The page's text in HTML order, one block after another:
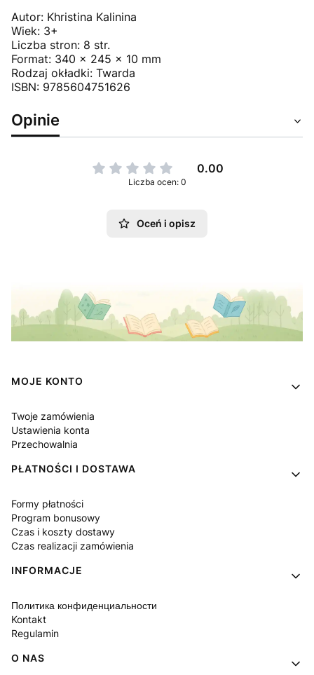
Autor: Khristina Kalinina
Wiek: 3+
Liczba stron: 8 str.
Format: 340 x 245 x 10 mm
Rodzaj okładki: Twarda
ISBN: 9785604751626
Opinie
0.00
Liczba ocen: 0
Oceń i opisz
Linki w stopce
MOJE KONTO
Twoje zamówienia
Ustawienia konta
Przechowalnia
PŁATNOŚCI I DOSTAWA
Formy płatności
Program bonusowy
Czas i koszty dostawy
Czas realizacji zamówienia
INFORMACJE
Политика конфиденциальности
Kontakt
Regulamin
O NAS